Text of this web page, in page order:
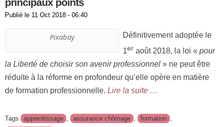
principaux points
Publié le 11 Oct 2018 - 06:40
Pixabay
Définitivement adoptée le
1er août 2018, la loi « pour
la Liberté de choisir son avenir professionnel » ne peut être
réduite à la réforme en profondeur qu’elle opère en matière
de formation professionnelle. Lire la suite …
Tags apprentissage , assurance chômage , formation ,